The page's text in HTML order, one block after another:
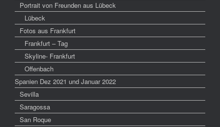
Portrait von Freunden aus Lübeck
Lübeck
Fotos aus Frankfurt
Frankfurt – Tag
Skyline- Frankfurt
Offenbach
Spanien Dez 2021 und Januar 2022
Sevilla
Saragossa
San Roque